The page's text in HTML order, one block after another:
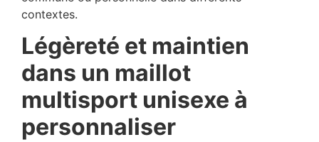
contextes.
Légèreté et maintien
dans un maillot
multisport unisexe à
personnaliser